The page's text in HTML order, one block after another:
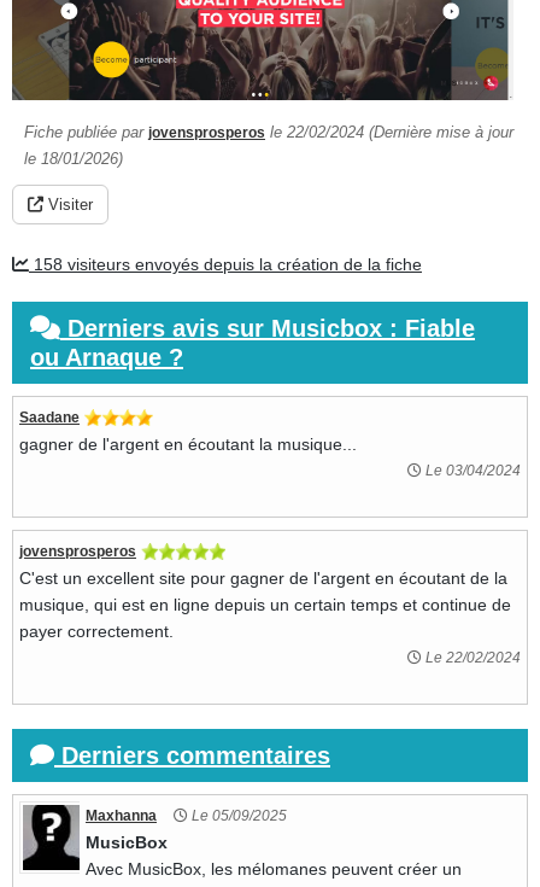
Fiche publiée par jovensprosperos le 22/02/2024 (Dernière mise à jour
le 18/01/2026)
Visiter
158 visiteurs envoyés depuis la création de la fiche
Derniers avis sur Musicbox : Fiable
ou Arnaque ?
Saadane
gagner de l'argent en écoutant la musique...
Le 03/04/2024
jovensprosperos
C'est un excellent site pour gagner de l'argent en écoutant de la
musique, qui est en ligne depuis un certain temps et continue de
payer correctement.
Le 22/02/2024
Derniers commentaires
Maxhanna Le 05/09/2025
MusicBox
Avec MusicBox, les mélomanes peuvent créer un